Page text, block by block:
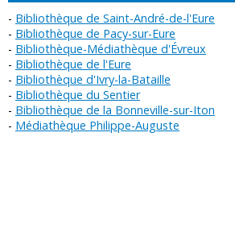
Bibliothèque de Saint-André-de-l'Eure
Bibliothèque de Pacy-sur-Eure
Bibliothèque-Médiathèque d'Évreux
Bibliothèque de l'Eure
Bibliothèque d'Ivry-la-Bataille
Bibliothèque du Sentier
Bibliothèque de la Bonneville-sur-Iton
Médiathèque Philippe-Auguste